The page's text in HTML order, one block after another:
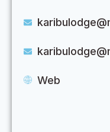
Web